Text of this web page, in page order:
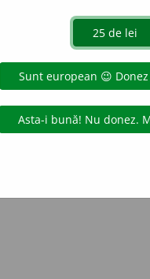
perf. s.1sg.
© 2004-2026 dexonline
acest site, inclusiv prin orice
scris, cu excepția seturilor de